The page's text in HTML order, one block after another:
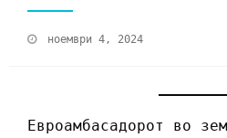
ноември 4, 2024
Евроамбасадорот во